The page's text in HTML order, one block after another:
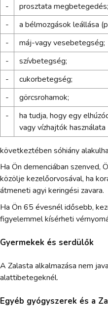
-
prosztata megbetegedés;
-
a bélmozgások leállása
-
máj-vagy vesebetegség;
-
szívbetegség;
-
cukorbetegség;
-
görcsrohamok;
-
ha tudja, hogy egy
vagy vízhajtók használata
következtében sóhiány
Ha Ön demenciában szenved,
közölje kezelőorvosával, ha
átmeneti agyi keringési zavara.
Ha Ön 65 évesnél idősebb,
figyelemmel kísérheti
Gyermekek és serdülők
A Zalasta alkalmazása nem
alattibetegeknél.
Egyéb gyógyszerek és a